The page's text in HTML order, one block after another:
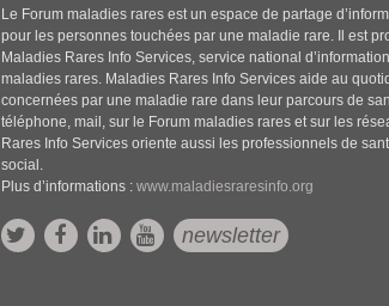
Le Forum maladies rares est un espace de partage
pour les personnes touchées par une maladie rare. Il est
Maladies Rares Info Services, service national
maladies rares. Maladies Rares Info Services aide au
concernées par une maladie rare dans leur parcours de
téléphone, mail, sur le Forum maladies rares et sur les
Rares Info Services oriente aussi les professionnels de
social.
Plus d’informations :www.maladiesraresinfo.org
newsletter